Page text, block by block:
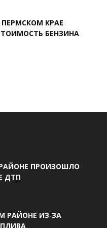
КРАЕ
БЕНЗИНА
ПРОИЗОШЛО
ДТП
РАЙОНЕ ИЗ‑ЗА